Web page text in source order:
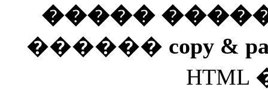
�����
������ copy &